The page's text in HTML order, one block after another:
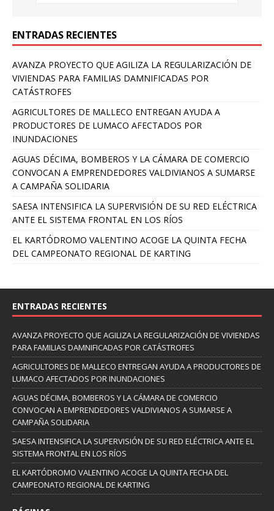
ENTRADAS RECIENTES
AVANZA PROYECTO QUE AGILIZA LA REGULARIZACIÓN DE
VIVIENDAS PARA FAMILIAS DAMNIFICADAS POR
CATÁSTROFES
AGRICULTORES DE MALLECO ENTREGAN AYUDA A
PRODUCTORES DE LUMACO AFECTADOS POR
INUNDACIONES
AGUAS DÉCIMA, BOMBEROS Y LA CÁMARA DE COMERCIO
CONVOCAN A EMPRENDEDORES VALDIVIANOS A SUMARSE
A CAMPAÑA SOLIDARIA
SAESA INTENSIFICA LA SUPERVISIÓN DE SU RED ELÉCTRICA
ANTE EL SISTEMA FRONTAL EN LOS RÍOS
EL KARTÓDROMO VALENTINO ACOGE LA QUINTA FECHA
DEL CAMPEONATO REGIONAL DE KARTING
ENTRADAS RECIENTES
AVANZA PROYECTO QUE AGILIZA LA REGULARIZACIÓN DE VIVIENDAS
PARA FAMILIAS DAMNIFICADAS POR CATÁSTROFES
AGRICULTORES DE MALLECO ENTREGAN AYUDA A PRODUCTORES DE
LUMACO AFECTADOS POR INUNDACIONES
AGUAS DÉCIMA, BOMBEROS Y LA CÁMARA DE COMERCIO
CONVOCAN A EMPRENDEDORES VALDIVIANOS A SUMARSE A
CAMPAÑA SOLIDARIA
SAESA INTENSIFICA LA SUPERVISIÓN DE SU RED ELÉCTRICA ANTE EL
SISTEMA FRONTAL EN LOS RÍOS
EL KARTÓDROMO VALENTINO ACOGE LA QUINTA FECHA DEL
CAMPEONATO REGIONAL DE KARTING